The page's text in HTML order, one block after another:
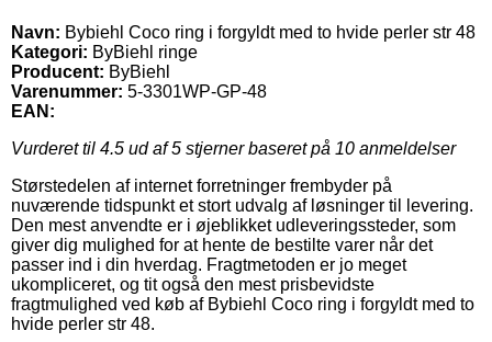
Navn: Bybiehl Coco ring i forgyldt med to hvide perler str 48
Kategori: ByBiehl ringe
Producent: ByBiehl
Varenummer: 5-3301WP-GP-48
EAN:
Vurderet til 4.5 ud af 5 stjerner baseret på 10 anmeldelser
Størstedelen af internet forretninger frembyder på
nuværende tidspunkt et stort udvalg af løsninger til levering.
Den mest anvendte er i øjeblikket udleveringssteder, som
giver dig mulighed for at hente de bestilte varer når det
passer ind i din hverdag. Fragtmetoden er jo meget
ukompliceret, og tit også den mest prisbevidste
fragtmulighed ved køb af Bybiehl Coco ring i forgyldt med to
hvide perler str 48.